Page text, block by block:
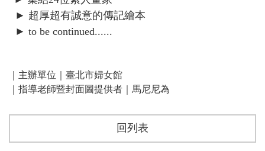
► 超厚超有誠意的傳記繪本
► to be continued......
｜主辦單位
臺北市婦女館
指導老師暨封面圖提供者 馬尼尼為
回列表